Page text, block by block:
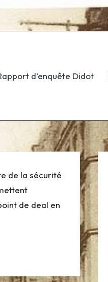
d’enquête Didot
de la sécurité
de deal en